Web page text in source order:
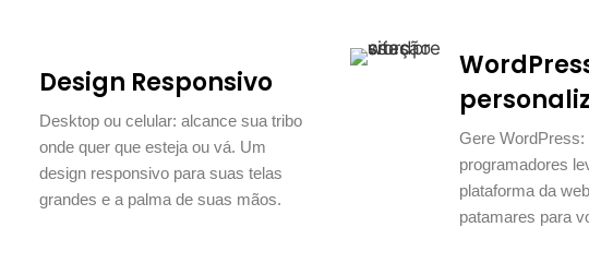
Design Responsivo
Desktop ou celular: alcance sua tribo
onde quer que esteja ou vá. Um
design responsivo para suas telas
grandes e a palma de suas mãos.
Gere WordPress:
programadores
plataforma da
patamares para